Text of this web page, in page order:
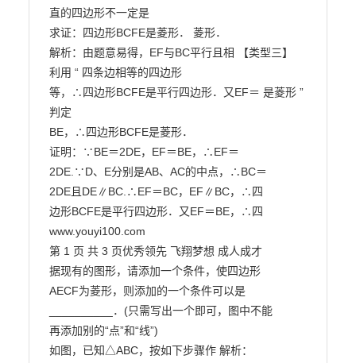
直的四边形不一定是
求证：四边形BCFE是菱形． 菱形．
解析：由题意易得，EF与BC平行且相 【类型三】
利用 “ 四条边相等的四边形
等，∴四边形BCFE是平行四边形．又EF＝ 是菱形 ”
判定
BE，∴四边形BCFE是菱形．
证明：∵BE＝2DE，EF＝BE，∴EF＝
2DE.∵D、E分别是AB、AC的中点，∴BC＝
2DE且DE∥BC.∴EF＝BC，EF∥BC，∴四
边形BCFE是平行四边形．又EF＝BE，∴四
www.youyi100.com
第 1 页 共 3 页优秀领先 飞翔梦想 成人成才
据现有的图形，请添加一个条件，使四边形
AECF为菱形，则添加的一个条件可以是
__________．(只需写出一个即可，图中不能
再添加别的“点”和“线”)
如图，已知△ABC，按如下步骤作 解析：